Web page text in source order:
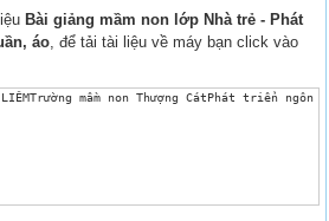
Bài giảng mầm non lớp Nhà trẻ - Phát
áo, để tải tài liệu về máy bạn click vào
TỪ LIÊMTrường mầm non Thượng CátPhát